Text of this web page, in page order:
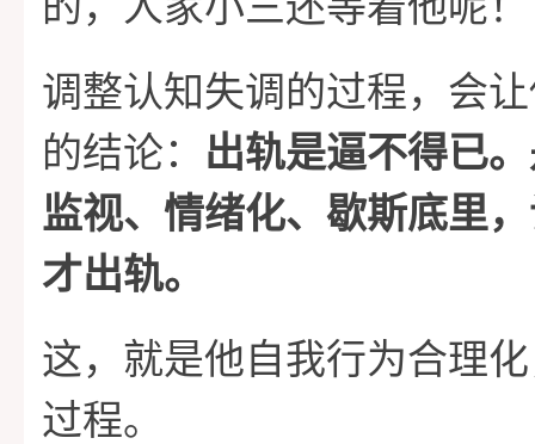
调整认知失调的过程，会
的结论： 出轨是逼不得已
监视、情绪化、歇斯底里
才出轨。
这，就是他自我行为合理
过程。